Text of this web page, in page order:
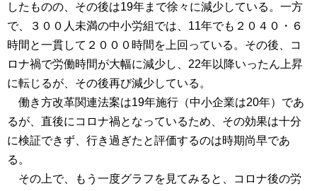
したものの、その後は19年まで徐々に減少している。一方
で、３００人未満の中小労組では、11年でも２０４０・６
時間と一貫して２０００時間を上回っている。その後、コ
ロナ禍で労働時間が大幅に減少し、22年以降いったん上昇
に転じるが、その後再び減少している。
働き方改革関連法案は19年施行（中小企業は20年）であ
るが、直後にコロナ禍となっているため、その効果は十分
に検証できず、行き過ぎたと評価するのは時期尚早であ
る。
その上で、もう一度グラフを見てみると、コロナ後の労